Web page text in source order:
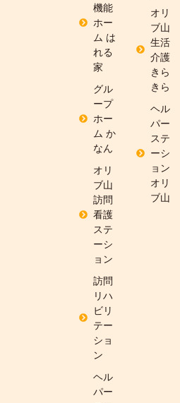
機能
ホー
ム は
れる
家
グル
ープ
ホー
ム か
なん
オリ
ブ山
訪問
看護
ステ
ーシ
ョン
訪問
リハ
ビリ
テー
ショ
ン
ヘル
パー
オリ
ブ山
生活
介護
きら
きら
ヘル
パー
ステ
ーシ
ョン
オリ
ブ山